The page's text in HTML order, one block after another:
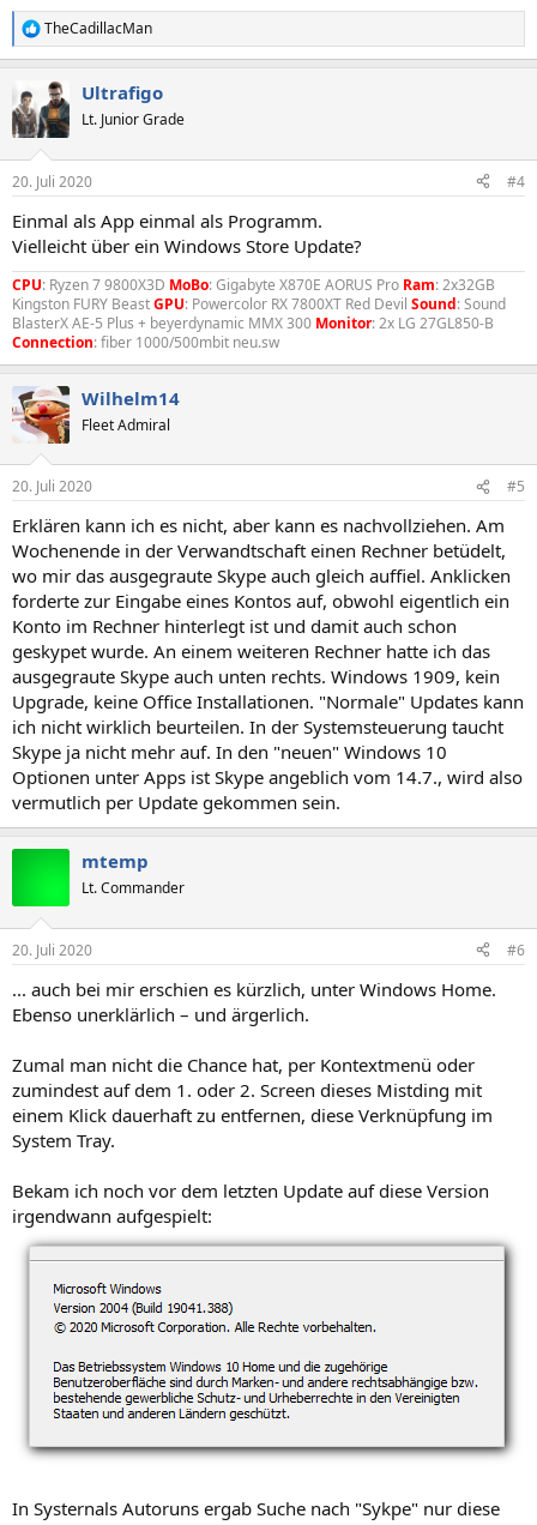
R
e
k
t
i
e
:
TheCadillacMan
Ultrafigo
Lt. Junior Grade
20. Juli 2020 #4
Einmal als App einmal als Programm.
Vielleicht über ein Windows Store Update?
CPU: Ryzen 7 9800X3D MoBo: Gigabyte X870E AORUS Pro Ram: 2x32GB
Kingston FURY BeastGPU: Powercolor RX 7800XT Red Devil Sound: Sound
BlasterX AE-5 Plus + beyerdynamic MMX 300 Monitor: 2x LG 27GL850-B
Connection: fiber 1000/500mbit neu.sw
Wilhelm14
Fleet Admiral
20. Juli 2020 #5
Erklären kann ich es nicht, aber kann es nachvollziehen. Am
Wochenende in der Verwandtschaft einen Rechner betüdelt,
wo mir das ausgegraute Skype auch gleich auffiel. Anklicken
forderte zur Eingabe eines Kontos auf, obwohl eigentlich ein
Konto im Rechner hinterlegt ist und damit auch schon
geskypet wurde. An einem weiteren Rechner hatte ich das
ausgegraute Skype auch unten rechts. Windows 1909, kein
Upgrade, keine Office Installationen. "Normale" Updates kann
ich nicht wirklich beurteilen. In der Systemsteuerung taucht
Skype ja nicht mehr auf. In den "neuen" Windows 10
Optionen unter Apps ist Skype angeblich vom 14.7., wird also
vermutlich per Update gekommen sein.
mtemp
Lt. Commander
20. Juli 2020 #6
... auch bei mir erschien es kürzlich, unter Windows Home.
Ebenso unerklärlich – und ärgerlich.
Zumal man nicht die Chance hat, per Kontextmenü oder
zumindest auf dem 1. oder 2. Screen dieses Mistding mit
einem Klick dauerhaft zu entfernen, diese Verknüpfung im
System Tray.
Bekam ich noch vor dem letzten Update auf diese Version
irgendwann aufgespielt:
In Systernals Autoruns ergab Suche nach "Sykpe" nur diese